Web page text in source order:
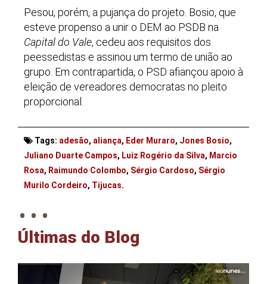
Pesou, porém, a pujança do projeto. Bosio, que
esteve propenso a unir o DEM ao PSDB na
Capital do Vale, cedeu aos requisitos dos
peessedistas e assinou um termo de união ao
grupo. Em contrapartida, o PSD afiançou apoio à
eleição de vereadores democratas no pleito
proporcional.
Tags: adesão, aliança, Eder Muraro, Jones Bosio,
Juliano Duarte Campos, Luiz Rogério da Silva, Marcio
Rosa, Raimundo Colombo, Sérgio Cardoso, Sérgio
Murilo Cordeiro, Tijucas.
. . .
Últimas do Blog